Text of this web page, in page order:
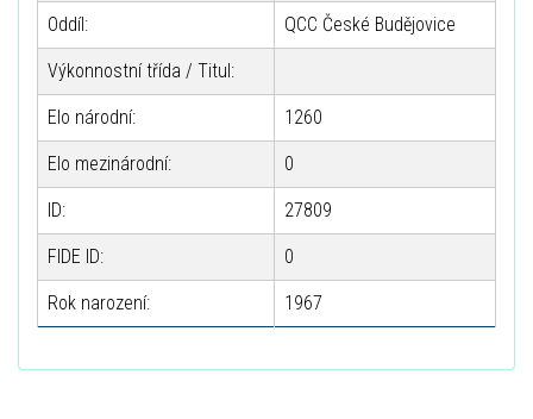
Oddíl: QCC České Budějovice
Výkonnostní třída / Titul:
Elo národní: 1260
Elo mezinárodní: 0
ID: 27809
FIDE ID: 0
Rok narození: 1967